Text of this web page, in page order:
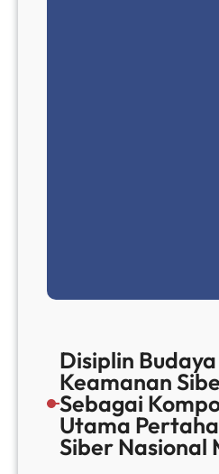
Disiplin Budaya
Keamanan
Sebagai
Utama
Siber Nasional